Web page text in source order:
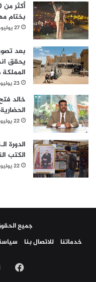
بختام
27 يوليو، 2026
يحقق
23 يوليو، 2026
خالد
22 يوليو، 2026
الكتب
22 يوليو، 2026
جميع
خدماتنا
للاتصال بنا